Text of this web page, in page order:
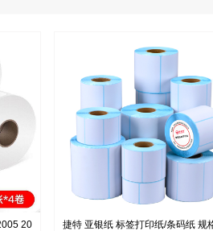
20
捷特 亚银纸 标签打印纸/条码纸 规